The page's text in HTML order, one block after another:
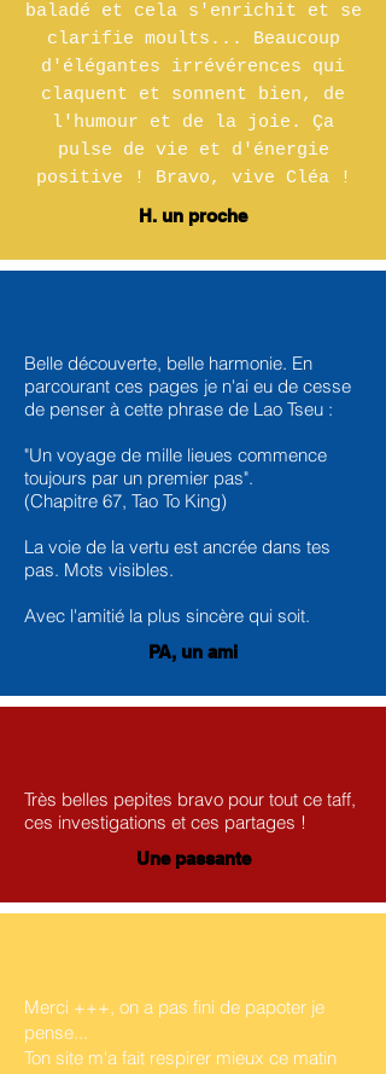
baladé et cela s'enrichit et se
clarifie moults... Beaucoup
d'élégantes irrévérences qui
claquent et sonnent bien, de
l'humour et de la joie. Ça
pulse de vie et d'énergie
positive ! Bravo, vive Cléa !
H. un proche
Belle découverte, belle harmonie. En
parcourant ces pages je n'ai eu de cesse
de penser à cette phrase de Lao Tseu :
"Un voyage de mille lieues commence
toujours par un premier pas".
(Chapitre 67, Tao To King)
La voie de la vertu est ancrée dans tes
pas. Mots visibles.
Avec l'amitié la plus sincère qui soit.
PA, un ami
Très belles pepites bravo pour tout ce taff,
ces investigations et ces partages !
Une passante
Merci +++, on a pas fini de papoter je
pense...
Ton site m'a fait respirer mieux ce matin